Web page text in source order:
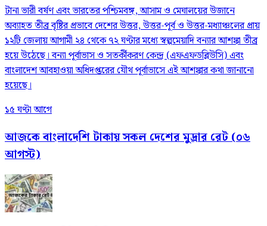
টানা ভারী বর্ষণ এবং ভারতের পশ্চিমবঙ্গ, আসাম ও মেঘালয়ের উজানে
অব্যাহত তীব্র বৃষ্টির প্রভাবে দেশের উত্তর, উত্তর-পূর্ব ও উত্তর-মধ্যাঞ্চলের প্রায়
১২টি জেলায় আগামী ২৪ থেকে ৭২ ঘণ্টার মধ্যে স্বল্পমেয়াদি বন্যার আশঙ্কা তীব্র
হয়ে উঠেছে। বন্যা পূর্বাভাস ও সতর্কীকরণ কেন্দ্র (এফএফডব্লিউসি) এবং
বাংলাদেশ আবহাওয়া অধিদপ্তরের যৌথ পূর্বাভাসে এই আশঙ্কার কথা জানানো
হয়েছে।
১৫ ঘণ্টা আগে
আজকে বাংলাদেশি টাকায় সকল দেশের মুদ্রার রেট (০৬
আগস্ট)